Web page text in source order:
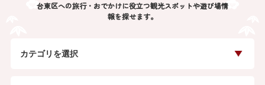
台東区への旅行・おでかけに役立つ観光スポットや遊び場情
報を探せます。
カテゴリを選択